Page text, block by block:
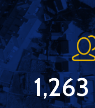
1,263